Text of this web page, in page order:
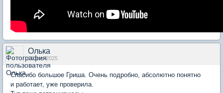
Олька
10 апр 2025
Спасибо большое Гриша. Очень подробно, абсолютно понятно
и работает, уже проверила.